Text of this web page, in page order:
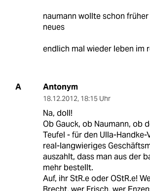
naumann wollte schon
neues
endlich mal wieder leben im
A Antonym
18.12.2012, 18:15 Uhr
Na, doll!
Ob Gauck, ob Naumann, ob
Teufel - für den Ulla-
real-langwieriges
auszahlt, dass man aus der
mehr bestellt.
Auf, ihr StR.e oder OStR.e!